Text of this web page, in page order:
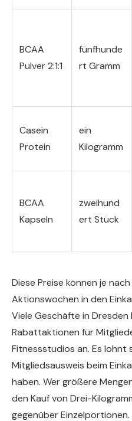
BCAA
Pulver 2:1:1
fünfhunde
rt Gramm
Casein
Protein
ein
Kilogramm
BCAA
Kapseln
zweihund
ert Stück
Diese Preise können je
Aktionswochen in den
Viele Geschäfte in
Rabattaktionen für
Fitnessstudios an. Es lohnt
Mitgliedsausweis beim
haben. Wer größere
den Kauf von Drei-
gegenüber